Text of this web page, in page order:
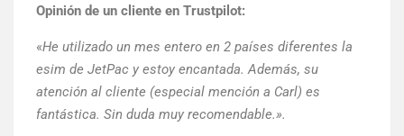
Opinión de un cliente en Trustpilot:
«He utilizado un mes entero en 2 países diferentes la
esim de JetPac y estoy encantada. Además, su
atención al cliente (especial mención a Carl) es
fantástica. Sin duda muy recomendable.».